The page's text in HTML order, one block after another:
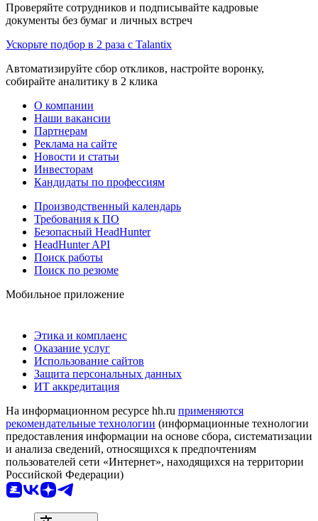
Проверяйте сотрудников и подписывайте кадровые
документы без бумаг и личных встреч
Ускорьте подбор в 2 раза с Talantix
Автоматизируйте сбор откликов, настройте воронку,
собирайте аналитику в 2 клика
О компании
Наши вакансии
Партнерам
Реклама на сайте
Новости и статьи
Инвесторам
Кандидаты по профессиям
Производственный календарь
Требования к ПО
Безопасный HeadHunter
HeadHunter API
Поиск работы
Поиск по резюме
Мобильное приложение
Этика и комплаенс
Оказание услуг
Использование сайтов
Защита персональных данных
ИТ аккредитация
На информационном ресурсе hh.ru применяются
рекомендательные технологии (информационные технологии
предоставления информации на основе сбора, систематизации
и анализа сведений, относящихся к предпочтениям
пользователей сети «Интернет», находящихся на территории
Российской Федерации)